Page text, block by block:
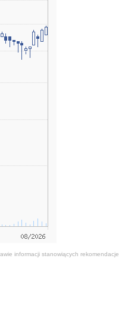
informacji stanowiących rekomendacje